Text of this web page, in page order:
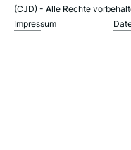
(CJD) - Alle Rechte
Impressum